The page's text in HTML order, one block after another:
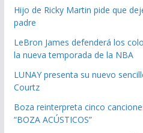
Hijo de Ricky Martin pide que
padre
LeBron James defenderá los
la nueva temporada de la NBA
LUNAY presenta su nuevo
Courtz
Boza reinterpreta cinco
“BOZA ACÚSTICOS”